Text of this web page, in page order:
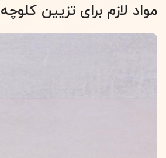
مواد لازم برای تزیین